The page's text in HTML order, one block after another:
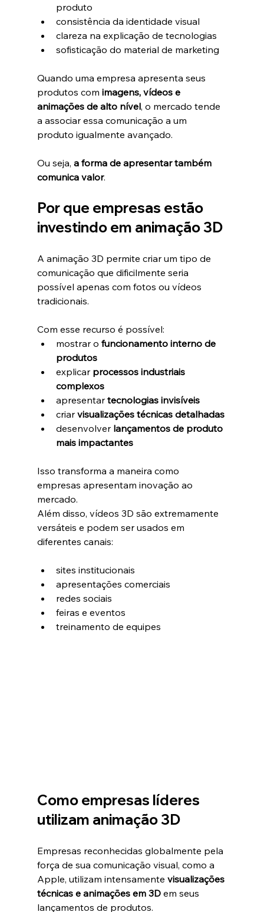
produto
consistência da identidade visual
clareza na explicação de tecnologias
sofisticação do material de marketing
Quando uma empresa apresenta seus
produtos com imagens, vídeos e
animações de alto nível, o mercado tende
a associar essa comunicação a um
produto igualmente avançado.
Ou seja, a forma de apresentar também
comunica valor.
Por que empresas estão
investindo em animação 3D
A animação 3D permite criar um tipo de
comunicação que dificilmente seria
possível apenas com fotos ou vídeos
tradicionais.
Com esse recurso é possível:
mostrar o funcionamento interno de
produtos
explicar processos industriais
complexos
apresentar tecnologias invisíveis
criar visualizações técnicas detalhadas
desenvolver lançamentos de produto
mais impactantes
Isso transforma a maneira como
empresas apresentam inovação ao
mercado.
Além disso, vídeos 3D são extremamente
versáteis e podem ser usados em
diferentes canais:
sites institucionais
apresentações comerciais
redes sociais
feiras e eventos
treinamento de equipes
Como empresas líderes
utilizam animação 3D
Empresas reconhecidas globalmente pela
força de sua comunicação visual, como a
Apple, utilizam intensamente visualizações
técnicas e animações em 3D em seus
lançamentos de produtos.